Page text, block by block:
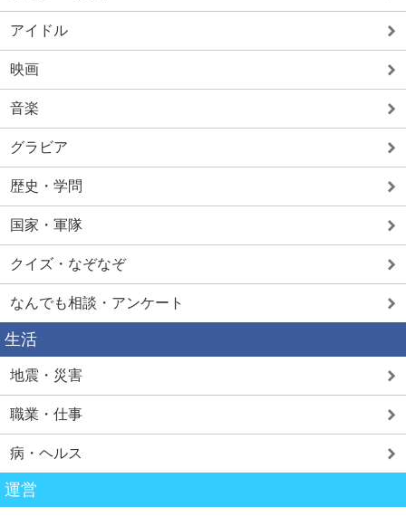
アイドル
映画
音楽
グラビア
歴史・学問
国家・軍隊
クイズ・なぞなぞ
なんでも相談・アンケート
生活
地震・災害
職業・仕事
病・ヘルス
運営